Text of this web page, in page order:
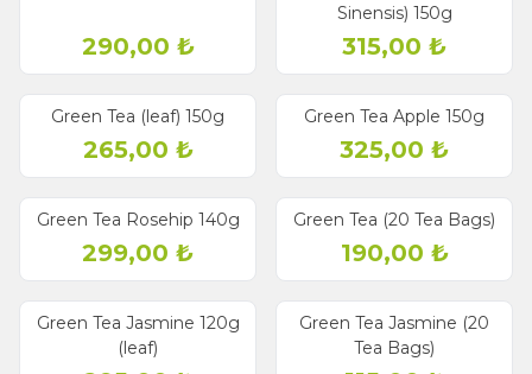
290,00 ₺
Sinensis) 150g
315,00 ₺
Green Tea (leaf) 150g
265,00 ₺
Green Tea Apple 150g
325,00 ₺
Green Tea Rosehip 140g
299,00 ₺
Green Tea (20 Tea Bags)
190,00 ₺
Green Tea Jasmine 120g
(leaf)
Green Tea Jasmine (20
Tea Bags)